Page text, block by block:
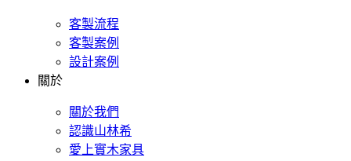
客製流程
客製案例
設計案例
關於
關於我們
認識山林希
愛上實木家具